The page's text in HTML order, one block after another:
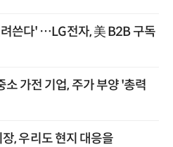
쓴다' …LG전자, 美 B2B 구독
가전 기업, 주가 부양 '총력
, 우리도 현지 대응을